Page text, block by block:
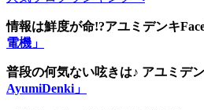
情報は鮮度が命!?アユミデンキ
電機」
普段の何気ない呟きは♪ アユミデ
AyumiDenki」